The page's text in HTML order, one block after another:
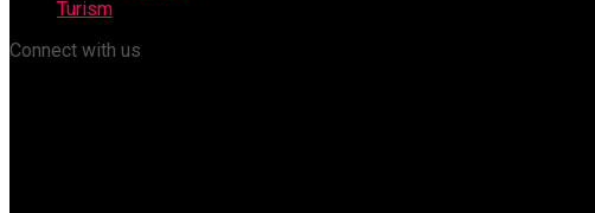
Turism
Connect with us